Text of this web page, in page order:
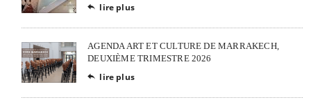
 lire plus
AGENDA ART ET CULTURE DE MARRAKECH,
DEUXIÈME TRIMESTRE 2026
 lire plus